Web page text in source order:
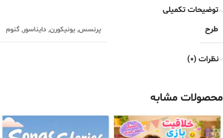
توضیحات تکمیلی
طرح
پرنسس, یونیکورن, دایناسور, گنوم
نظرات (0)
محصولات مشابه